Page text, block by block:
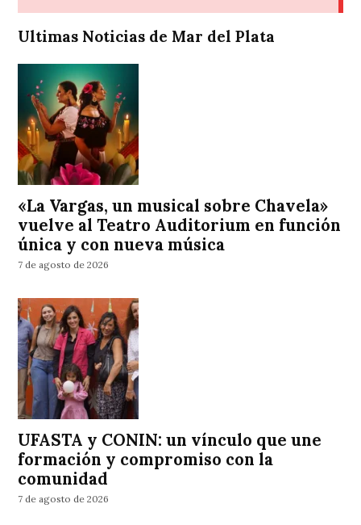
Ultimas Noticias de Mar del Plata
«La Vargas, un musical sobre Chavela»
vuelve al Teatro Auditorium en función
única y con nueva música
7 de agosto de 2026
UFASTA y CONIN: un vínculo que une
formación y compromiso con la
comunidad
7 de agosto de 2026